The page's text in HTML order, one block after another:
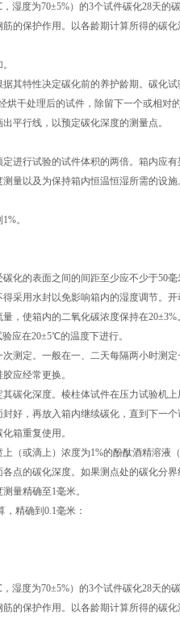
度为70±5%）的3个试件碳化28天的
的保护作用。以各龄期计算所得的碳
特性决定碳化前的养护龄期。碳化试
干处理后的试件，除留下一个或相对
平行线，以预定碳化深度的测量点。
行试验的试件体积的两倍。箱内应有
量以及为保持箱内恒温恒湿所需的设
。
的表面之间的间距至少应不少于50毫
用水封以免影响箱内的湿度调节。开
，使箱内的二氧化碳浓度保持在
应在20±5℃的温度下进行。
定。一般在一、二天每隔两小时测定
应经常更换。
化深度。棱柱体试件在压力试验机上
好，再放入箱内继续碳化，直到下一
箱重复使用。
或滴上）浓度为1%的酚酞酒精溶液
点的碳化深度。如果测点处的碳化分
量精确至1毫米。
算，精确到0.1毫米：
度为70±5%）的3个试件碳化28天的
的保护作用。以各龄期计算所得的碳